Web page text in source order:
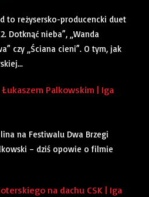
to reżysersko-producencki duet
Dotknąć nieba”, „Wanda
czy „Ściana cieni”. O tym, jak
Palkowskim | Iga
na Festiwalu Dwa Brzegi
– dziś opowie o filmie
na dachu CSK | Iga